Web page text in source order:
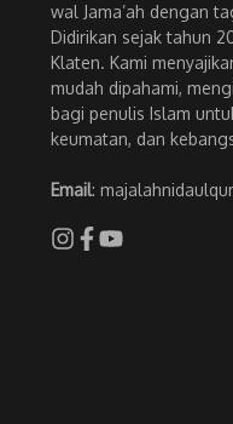
wal Jama’ah dengan
Didirikan sejak tahun
Klaten. Kami
mudah dipahami,
bagi penulis Islam
keumatan, dan
Email: